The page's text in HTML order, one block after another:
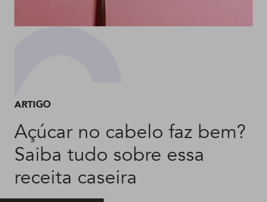
ARTIGO
Açúcar no cabelo faz bem?
Saiba tudo sobre essa
receita caseira